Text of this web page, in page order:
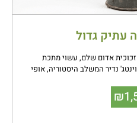
עתיק גדול
אדום שלם, עשוי מתכת
נדיר המשלב היסטוריה, אופי
₪